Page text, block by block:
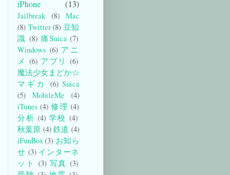
iPhone
(13)
Jailbreak (8) Mac
(8) Twitter (8) 豆知
識 (8) 痛Suica (7)
Windows (6) アニ
メ (6) アプリ (6)
魔法少女まどか☆
マギカ
(6) Suica
(5)
MobileMe
(4)
iTunes (4) 修理 (4)
分析 (4) 学校 (4)
秋葉原 (4)鉄道 (4)
iFunBox (3) お知ら
せ (3) インターネ
ット (3) 写真 (3)